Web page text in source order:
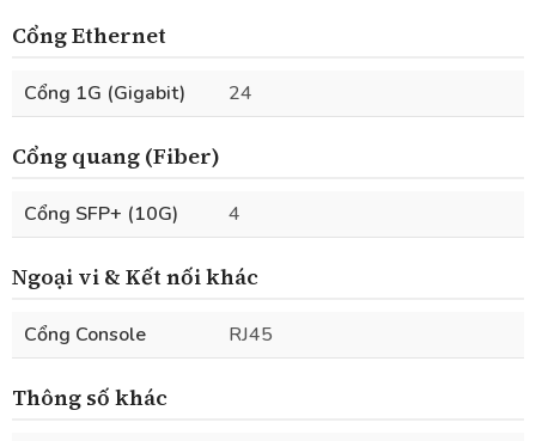
Cổng Ethernet
Cổng 1G (Gigabit) 24
Cổng quang (Fiber)
Cổng SFP+ (10G) 4
Ngoại vi & Kết nối khác
Cổng Console RJ45
Thông số khác